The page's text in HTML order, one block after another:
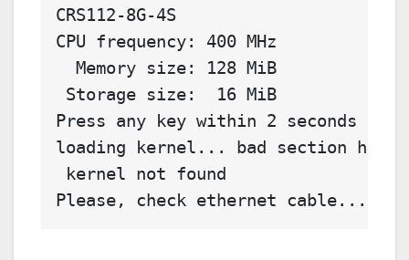
CRS112-8G-4S
CPU frequency: 400 MHz
  Memory size: 128 MiB
Storage size:  16 MiB
Press any key within 2 seconds to
loading kernel... bad section
kernel not found
Please, check ethernet cable...